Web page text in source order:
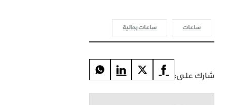
ساعات ساعات رجالية
شارك على: